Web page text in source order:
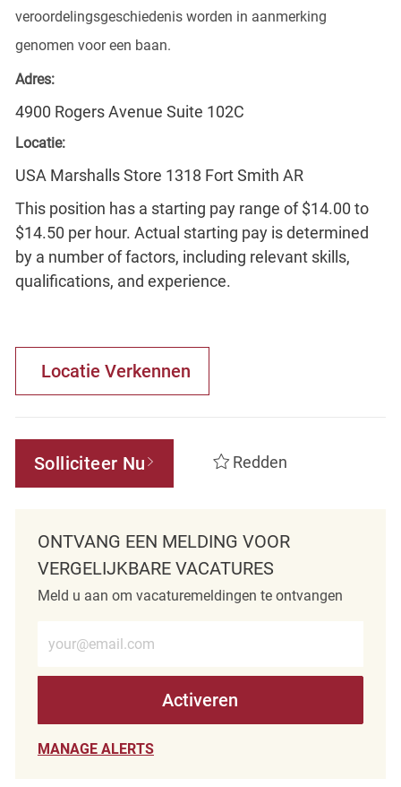
veroordelingsgeschiedenis worden in aanmerking
genomen voor een baan.
Adres:
4900 Rogers Avenue Suite 102C
Locatie:
USA Marshalls Store 1318 Fort Smith AR
This position has a starting pay range of $14.00 to
$14.50 per hour. Actual starting pay is determined
by a number of factors, including relevant skills,
qualifications, and experience.
Locatie Verkennen
Solliciteer Nu Redden
ONTVANG EEN MELDING VOOR
VERGELIJKBARE VACATURES
Meld u aan om vacaturemeldingen te ontvangen
Activeren
MANAGE ALERTS